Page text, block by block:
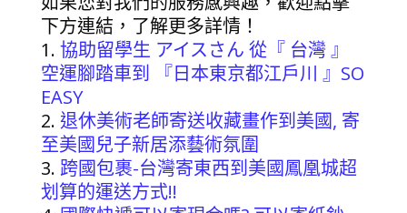
下方連結，了解更多詳情！
協助留學生 アイスさん 從『 台灣 』
空運腳踏車到 『日本東京都江戶川 』SO
EASY
退休美術老師寄送收藏畫作到美國, 寄
至美國兒子新居添藝術氛圍
跨國包裹-台灣寄東西到美國鳳凰城超
划算的運送方式!!